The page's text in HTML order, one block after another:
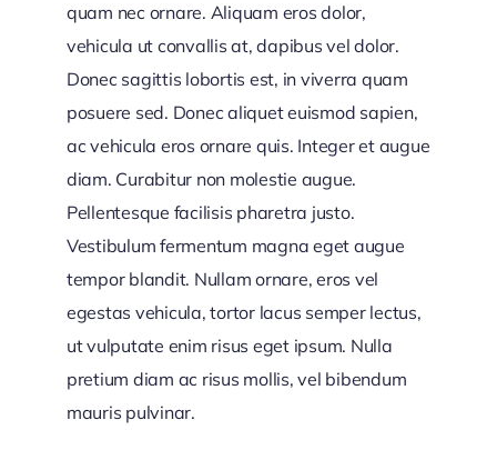
quam nec ornare. Aliquam eros dolor,
vehicula ut convallis at, dapibus vel dolor.
Donec sagittis lobortis est, in viverra quam
posuere sed. Donec aliquet euismod sapien,
ac vehicula eros ornare quis. Integer et augue
diam. Curabitur non molestie augue.
Pellentesque facilisis pharetra justo.
Vestibulum fermentum magna eget augue
tempor blandit. Nullam ornare, eros vel
egestas vehicula, tortor lacus semper lectus,
ut vulputate enim risus eget ipsum. Nulla
pretium diam ac risus mollis, vel bibendum
mauris pulvinar.